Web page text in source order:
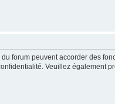
forum peuvent accorder des
Veuillez également